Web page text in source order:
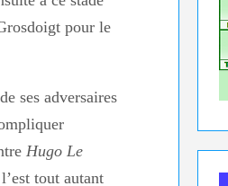
pour le
ses adversaires
Hugo Le
tout autant